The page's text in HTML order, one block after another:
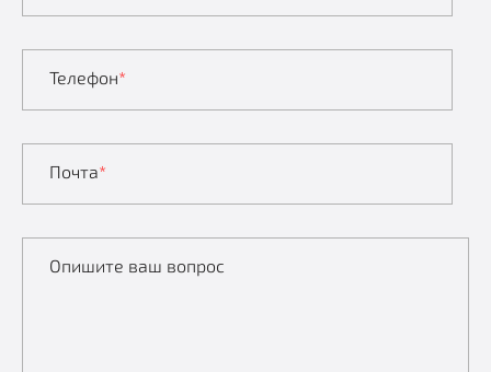
Телефон*
Почта*
Опишите ваш вопрос